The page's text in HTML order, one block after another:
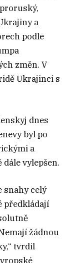
a
podle
změn. V
Ukrajinci s
dnes
byl po
a
vylepšen.
snahy celý
předkládají
žádnou
tvrdil